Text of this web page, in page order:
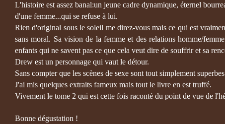
L'histoire est assez banal:un jeune cadre dynamique, éternel
d'une femme...qui se refuse à lui.
Rien d'original sous le soleil me direz-vous mais ce qui est
sans moral. Sa vision de la femme et des relations homme/
enfants qui ne savent pas ce que cela veut dire de souffrir et sa
Drew est un personnage qui vaut le détour.
Sans compter que les scènes de sexe sont tout simplement
J'ai mis quelques extraits fameux mais tout le livre en est truffé.
Vivement le tome 2 qui est cette fois raconté du point de vue de
Bonne dégustation !